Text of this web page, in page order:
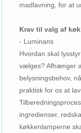
madlavning, for at
Krav til valg af
- Luminans
Hvordan skal
vælges? Afhænger
belysningsbehov,
praktisk for os at
ingredienser,
køkkenlamperne